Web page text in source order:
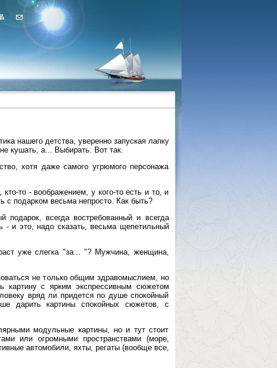
нашего детства, уверенно запуская лапку
кушать, а... Выбирать. Вот так.
хотя даже самого угрюмого персонажа
то - воображением, у кого-то есть и то, и
с подарком весьма непросто. Как быть?
всегда востребованный и всегда
- и это, надо сказать, весьма щепетильный
уже слегка "за... "? Мужчина, женщина,
не только общим здравомыслием, но
картину с ярким экспрессивным сюжетом
вряд ли придется по душе спокойный
дарить картины спокойных сюжетов, с
модульные картины, но и тут стоит
или огромными пространствами (море,
автомобили, яхты, регаты (вообще все,